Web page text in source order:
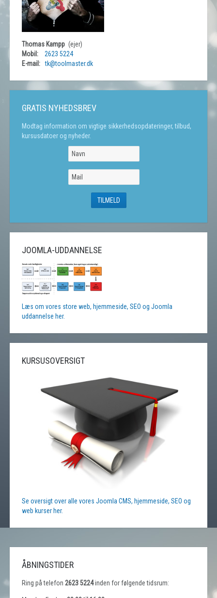
Thomas Kampp (ejer)
Mobil:
2623 5224
E-mail:
tk@toolmaster.dk
GRATIS NYHEDSBREV
Modtag information om vigtige sikkerhedsopdateringer, tilbud,
kursusdatoer og nyheder.
JOOMLA-UDDANNELSE
Læs om vores store web, hjemmeside, SEO og Joomla
uddannelse her.
KURSUSOVERSIGT
Se oversigt over alle vores Joomla CMS, hjemmeside, SEO og
web kurser her.
ÅBNINGSTIDER
Ring på telefon 2623 5224inden for følgende tidsrum: